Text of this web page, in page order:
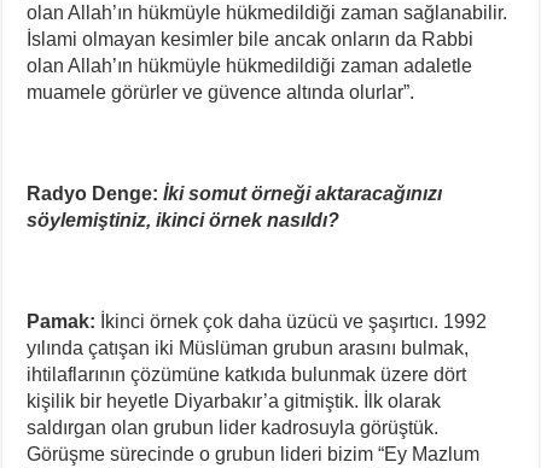
olan Allah’ın hükmüyle hükmedildiği zaman sağlanabilir.
İslami olmayan kesimler bile ancak onların da Rabbi
olan Allah’ın hükmüyle hükmedildiği zaman adaletle
muamele görürler ve güvence altında olurlar”.
Radyo Denge:İki somut örneği aktaracağınızı
söylemiştiniz, ikinci örnek nasıldı?
Pamak:
İkinci örnek çok daha üzücü ve şaşırtıcı. 1992
yılında çatışan iki Müslüman grubun arasını bulmak,
ihtilaflarının çözümüne katkıda bulunmak üzere dört
kişilik bir heyetle Diyarbakır’a gitmiştik. İlk olarak
saldırgan olan grubun lider kadrosuyla görüştük.
Görüşme sürecinde o grubun lideri bizim “Ey Mazlum